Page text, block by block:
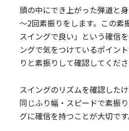
頭の中にでき上がった弾道と
～2回素振りをします。この素
スイングで良い」という確信
ングで気をつけているポイン
りと素振りして確認してくださ
スイングのリズムを確認した
同じふり幅・スピードで素振
グに確信を持つことが大切です